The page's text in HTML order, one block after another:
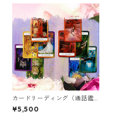
カードリーディング（通話鑑
定30分）
¥5,500